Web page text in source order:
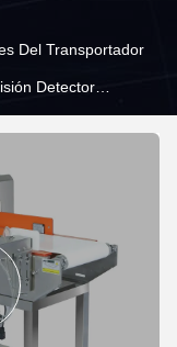
Del Transportador
Detector